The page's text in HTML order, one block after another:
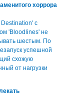
хоррора
с
'Bloodlines' не
шестым. По
успешной
схожую
от нагрузки